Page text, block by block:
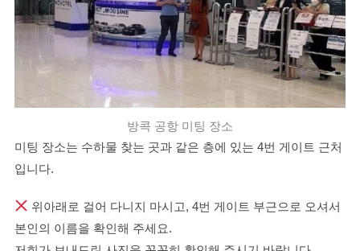
방콕 공항 미팅 장소
미팅 장소는 수하물 찾는 곳과 같은 층에 있는 4번 게이트 근처
입니다.
위아래로 걸어 다니지 마시고, 4번 게이트 부근으로 오셔서
본인의 이름을 확인해 주세요.